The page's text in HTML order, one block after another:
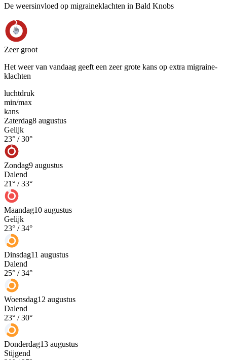
De weersinvloed op migraineklachten in Bald Knobs
Zeer groot
Het weer van vandaag geeft een zeer grote kans op extra migraine-
klachten
luchtdruk
min/max
kans
Zaterdag8 augustus
Gelijk
23° /30°
Zondag9 augustus
Dalend
21° /33°
Maandag10 augustus
Gelijk
23° /34°
Dinsdag11 augustus
Dalend
25° /34°
Woensdag12 augustus
Dalend
23° /30°
Donderdag13 augustus
Stijgend